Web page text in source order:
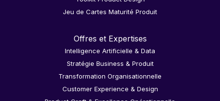
Jeu de Cartes Maturité Produit
Offres et Expertises
Intelligence Artificielle & Data
Stratégie Business & Produit
Transformation Organisationnelle
Customer Experience & Design